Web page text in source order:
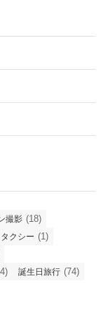
撮影 (18)
クシー (1)
誕生日旅行 (74)